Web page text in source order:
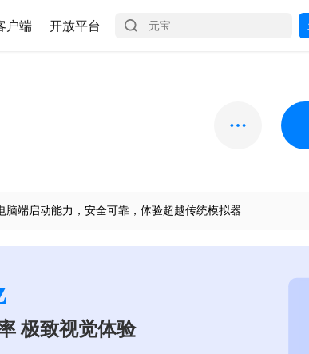
户端 开放平台
端启动能力，安全可靠，体验超越传统模拟器
极致视觉体验